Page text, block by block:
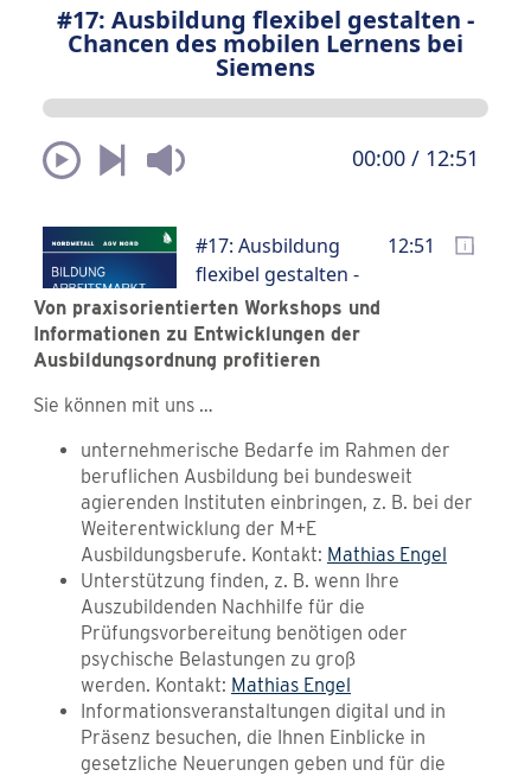
Von praxisorientierten Workshops und
Informationen zu Entwicklungen der
Ausbildungsordnung profitieren
Sie können mit uns …
unternehmerische Bedarfe im Rahmen der
beruflichen Ausbildung bei bundesweit
agierenden Instituten einbringen, z. B. bei der
Weiterentwicklung der M+E
Ausbildungsberufe. Kontakt: Mathias Engel
Unterstützung finden, z. B. wenn Ihre
Auszubildenden Nachhilfe für die
Prüfungsvorbereitung benötigen oder
psychische Belastungen zu groß
werden. Kontakt: Mathias Engel
Informationsveranstaltungen digital und in
Präsenz besuchen, die Ihnen Einblicke in
gesetzliche Neuerungen geben und für die